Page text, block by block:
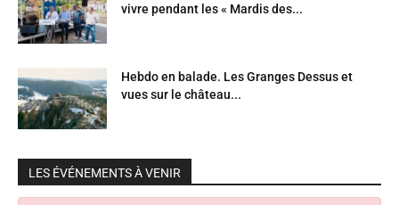
vivre pendant les « Mardis des...
Hebdo en balade. Les Granges Dessus et
vues sur le château...
LES ÉVÉNEMENTS À VENIR